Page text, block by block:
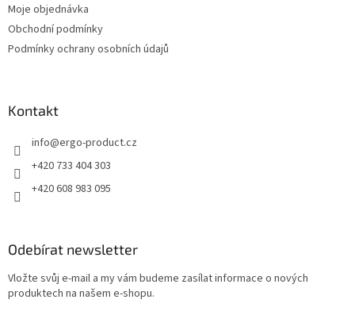
Moje objednávka
Obchodní podmínky
Podmínky ochrany osobních údajů
Kontakt
info@ergo-product.cz
+420 733 404 303
+420 608 983 095
Odebírat newsletter
Vložte svůj e-mail a my vám budeme zasílat informace o nových
produktech na našem e-shopu.